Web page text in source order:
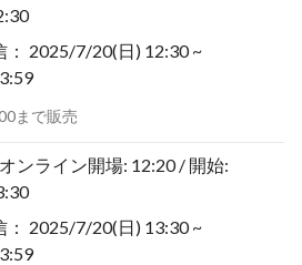
2025/7/20(日) 12:30 ~
まで販売
オンライン開場: 12:20 / 開始:
2025/7/20(日) 13:30 ~